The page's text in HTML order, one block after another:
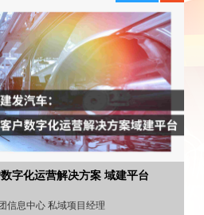
字化运营解决方案 域建平台
信息中心 私域项目经理